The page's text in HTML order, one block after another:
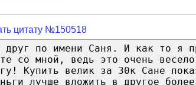
цитату №150518
друг по имени Саня. И как то я
со мной, ведь это очень
Купить велик за 30к Сане
лучше вложить в другое